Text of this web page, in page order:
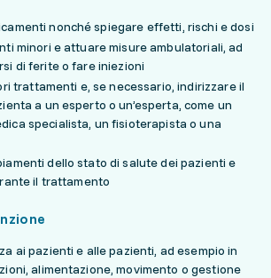
nonché spiegare effetti, rischi e dosi
minori e attuare misure ambulatoriali, ad
di ferite o fare iniezioni
trattamenti e, se necessario, indirizzare il
a un esperto o un’esperta, come un
specialista, un fisioterapista o una
dello stato di salute dei pazienti e
il trattamento
ai pazienti e alle pazienti, ad esempio in
alimentazione, movimento o gestione